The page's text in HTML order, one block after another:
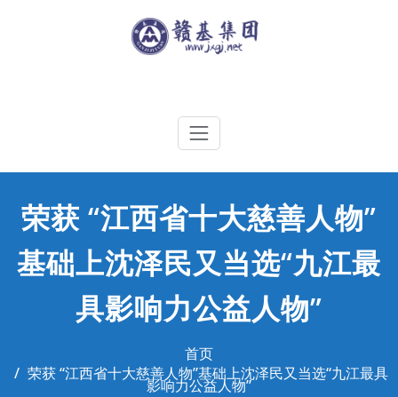
江西赣基集团工程有限公司
荣获 “江西省十大慈善人物”
基础上沈泽民又当选“九江最
具影响力公益人物”
首页
荣获 “江西省十大慈善人物”基础上沈泽民又当选“九江最具
影响力公益人物”